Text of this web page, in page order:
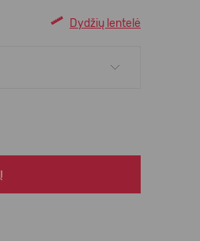
Dydžių lentelė